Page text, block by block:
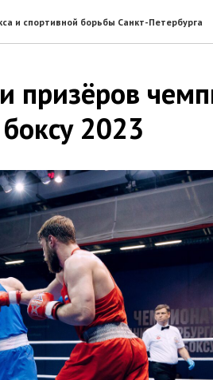
и спортивной борьбы Санкт-Петербурга
призёров
2023